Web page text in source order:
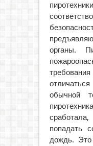
органы.
обычной
попадать
дождь. Это